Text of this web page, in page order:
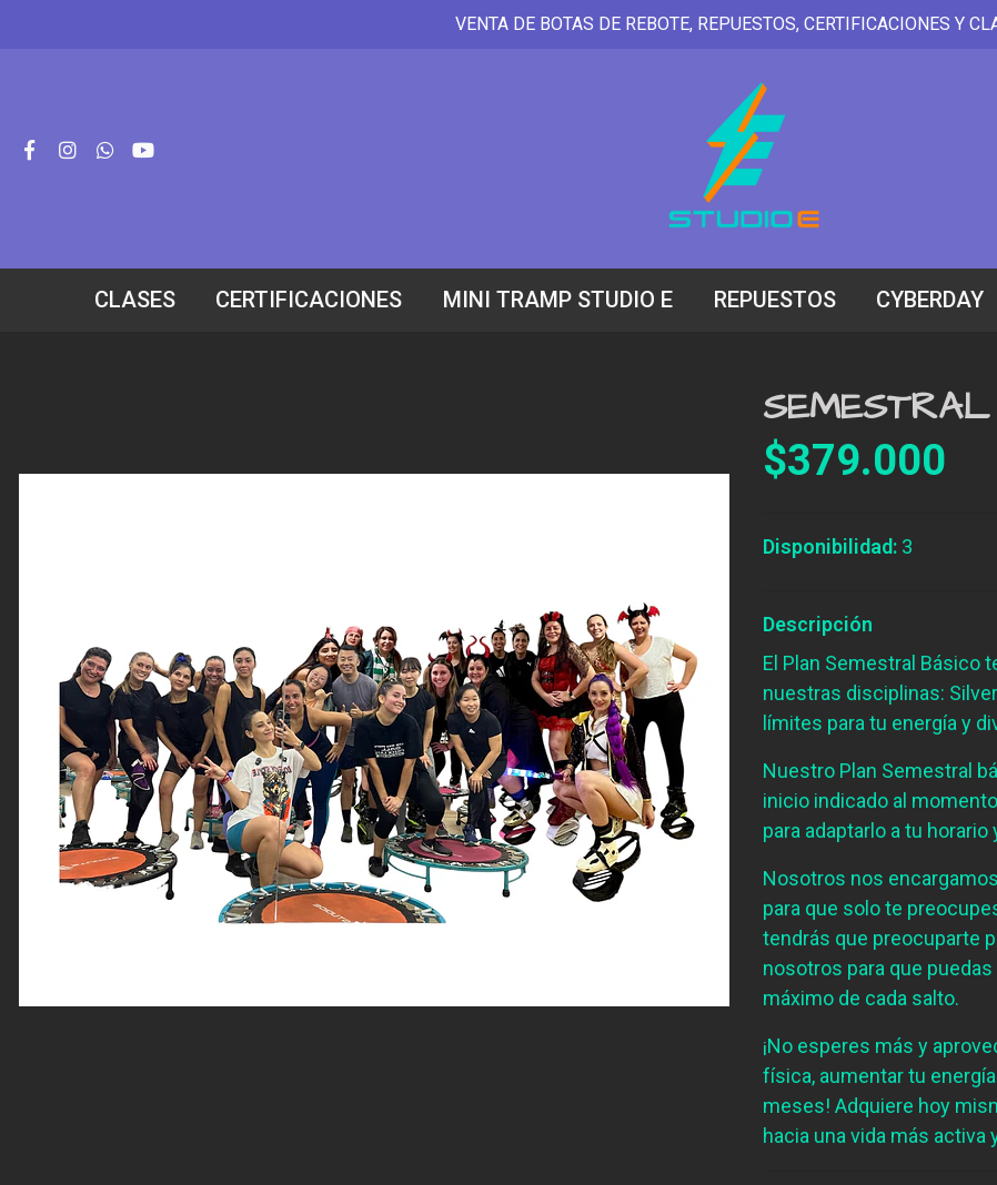
VENTA DE BOTAS DE REBOTE, REPUESTOS, CERTIFICACIONES Y
CLASES CERTIFICACIONES MINI TRAMP STUDIO E REPUESTOS CYBERDAY
$379.000
Disponibilidad: 3
Descripción
El Plan Semestral Básico
nuestras disciplinas:
límites para tu energía y
Nuestro Plan Semestral
inicio indicado al
para adaptarlo a tu horario
Nosotros nos
para que solo te
tendrás que preocuparte
nosotros para que
máximo de cada salto.
¡No esperes más y
física, aumentar tu
meses! Adquiere hoy
hacia una vida más activa